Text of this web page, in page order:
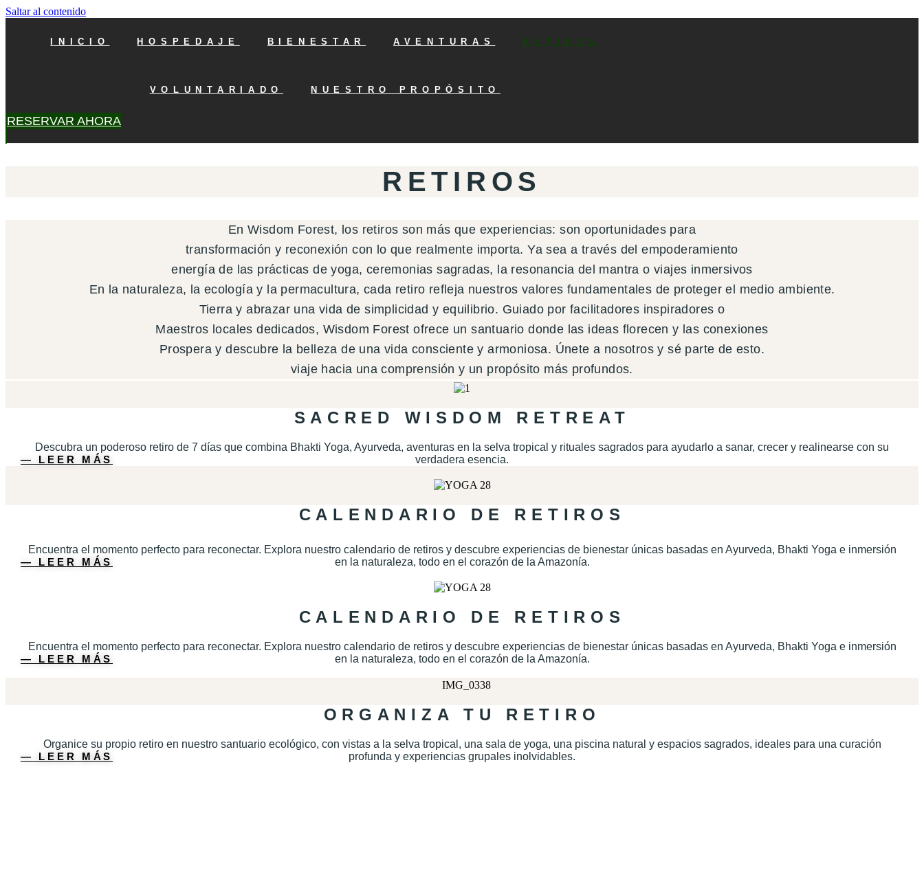
Saltar al contenido
INICIO HOSPEDAJE BIENESTAR AVENTURAS RETIROS
VOLUNTARIADO NUESTRO PROPÓSITO
RESERVAR AHORA
RETIROS
En Wisdom Forest, los retiros son más que experiencias: son oportunidades para
transformación y reconexión con lo que realmente importa. Ya sea a través del empoderamiento
energía de las prácticas de yoga, ceremonias sagradas, la resonancia del mantra o viajes inmersivos
En la naturaleza, la ecología y la permacultura, cada retiro refleja nuestros valores fundamentales de proteger el medio ambiente.
Tierra y abrazar una vida de simplicidad y equilibrio. Guiado por facilitadores inspiradores o
Maestros locales dedicados, Wisdom Forest ofrece un santuario donde las ideas florecen y las conexiones
Prospera y descubre la belleza de una vida consciente y armoniosa. Únete a nosotros y sé parte de esto.
viaje hacia una comprensión y un propósito más profundos.
SACRED WISDOM RETREAT
Descubra un poderoso retiro de 7 días que combina Bhakti Yoga, Ayurveda, aventuras en la selva tropical y rituales sagrados para ayudarlo a sanar, crecer y realinearse con su
verdadera esencia.
― LEER MÁS
CALENDARIO DE RETIROS
Encuentra el momento perfecto para reconectar. Explora nuestro calendario de retiros y descubre experiencias de bienestar únicas basadas en Ayurveda, Bhakti Yoga e inmersión
en la naturaleza, todo en el corazón de la Amazonía.
― LEER MÁS
CALENDARIO DE RETIROS
Encuentra el momento perfecto para reconectar. Explora nuestro calendario de retiros y descubre experiencias de bienestar únicas basadas en Ayurveda, Bhakti Yoga e inmersión
en la naturaleza, todo en el corazón de la Amazonía.
― LEER MÁS
ORGANIZA TU RETIRO
Organice su propio retiro en nuestro santuario ecológico, con vistas a la selva tropical, una sala de yoga, una piscina natural y espacios sagrados, ideales para una curación
profunda y experiencias grupales inolvidables.
― LEER MÁS